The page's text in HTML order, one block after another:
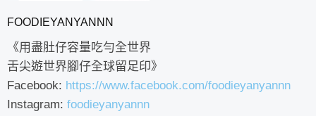
FOODIEYANYANNN
《用盡肚仔容量吃勻全世界
舌尖遊世界腳仔全球留足印》
Facebook: https://www.facebook.com/foodieyanyannn
Instagram: foodieyanyannn